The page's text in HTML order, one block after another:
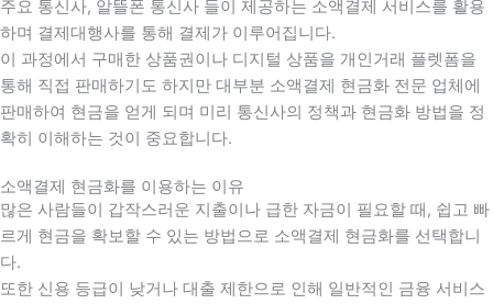
주요 통신사, 알뜰폰 통신사 들이 제공하는 소액결제 서비스를 활용
하며 결제대행사를 통해 결제가 이루어집니다.
이 과정에서 구매한 상품권이나 디지털 상품을 개인거래 플렛폼을
통해 직접 판매하기도 하지만 대부분 소액결제 현금화 전문 업체에
판매하여 현금을 얻게 되며 미리 통신사의 정책과 현금화 방법을 정
확히 이해하는 것이 중요합니다.
소액결제 현금화를 이용하는 이유
많은 사람들이 갑작스러운 지출이나 급한 자금이 필요할 때 , 쉽고 빠
르게 현금을 확보할 수 있는 방법으로 소액결제 현금화를 선택합니
다.
또한 신용 등급이 낮거나 대출 제한으로 인해 일반적인 금융 서비스